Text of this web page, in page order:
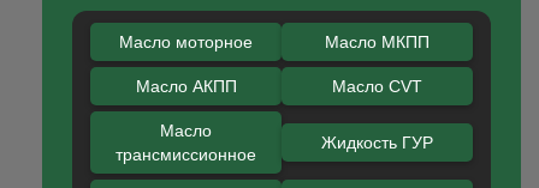
Масло моторное Масло МКПП
Масло АКПП Масло CVT
Масло
трансмиссионное
Жидкость ГУР